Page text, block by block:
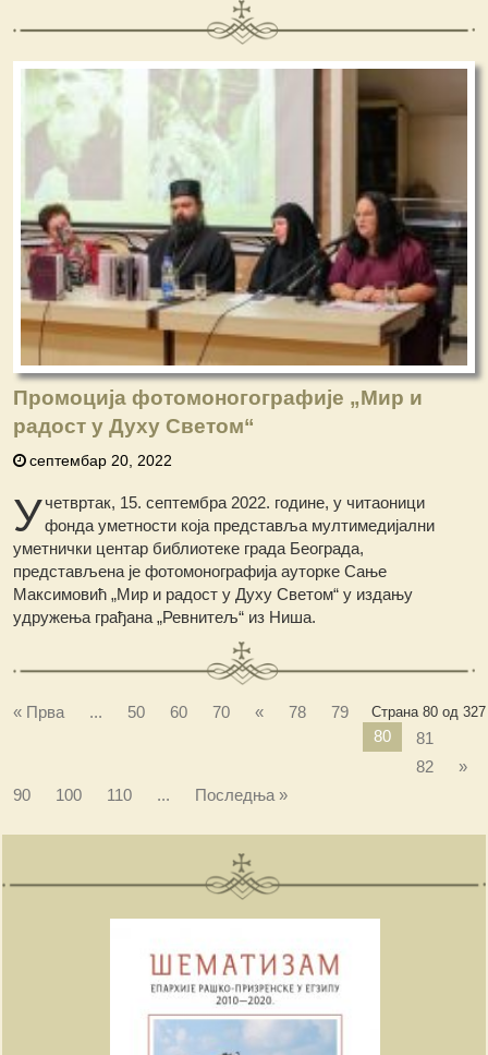
Промоција фотомоногографије „Мир и
радост у Духу Светом“
септембар 20, 2022
Учетвртак, 15. септембра 2022. године, у читаоници
фонда уметности која представља мултимедијални
уметнички центар библиотеке града Београда,
представљена је фотомонографија ауторке Сање
Максимовић „Мир и радост у Духу Светом“ у издању
удружења грађана „Ревнитељ“ из Ниша.
Страна 80 од 327
« Прва ... 50 60 70 « 78
79
80
81
82
»
90
100 110 ... Последња »